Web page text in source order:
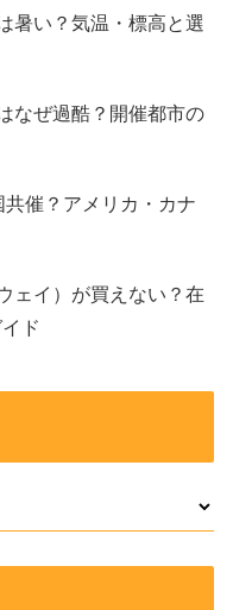
暑い？気温・標高と選
なぜ過酷？開催都市の
催？アメリカ・カナ
ェイ）が買えない？在
ド